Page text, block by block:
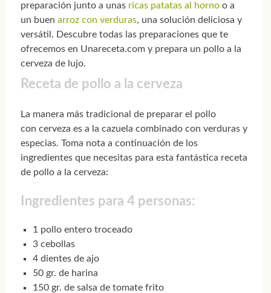
preparación junto a unas ricas patatas al hornoo a
un buen arroz con verduras, una solución deliciosa y
versátil. Descubre todas las preparaciones que te
ofrecemos en Unareceta.com y prepara un pollo a la
cerveza de lujo.
Receta de pollo a la cerveza
La manera más tradicional de preparar el pollo
con cerveza es a la cazuela combinado con verduras y
especias. Toma nota a continuación de los
ingredientes que necesitas para esta fantástica receta
de pollo a la cerveza:
Ingredientes para 4 personas:
1 pollo entero troceado
3 cebollas
4 dientes de ajo
50 gr. de harina
150 gr. de salsa de tomate frito